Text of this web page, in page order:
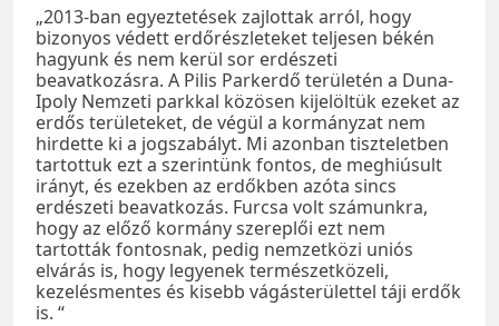
„2013-ban egyeztetések zajlottak arról, hogy
bizonyos védett erdőrészleteket teljesen békén
hagyunk és nem kerül sor erdészeti
beavatkozásra. A Pilis Parkerdő területén a Duna-
Ipoly Nemzeti parkkal közösen kijelöltük ezeket az
erdős területeket, de végül a kormányzat nem
hirdette ki a jogszabályt. Mi azonban tiszteletben
tartottuk ezt a szerintünk fontos, de meghiúsult
irányt, és ezekben az erdőkben azóta sincs
erdészeti beavatkozás. Furcsa volt számunkra,
hogy az előző kormány szereplői ezt nem
tartották fontosnak, pedig nemzetközi uniós
elvárás is, hogy legyenek természetközeli,
kezelésmentes és kisebb vágásterülettel táji erdők
is. “